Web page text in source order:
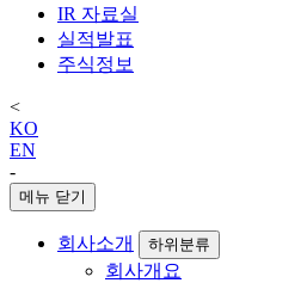
IR 자료실
실적발표
주식정보
<
KO
EN
-
메뉴 닫기
회사소개 하위분류
회사개요